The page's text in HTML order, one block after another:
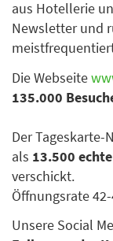
aus Hotellerie
Newsletter und
Die Webseite
135.000
Der
als 13.500
verschickt.
Öffnungsrate
Unsere Social